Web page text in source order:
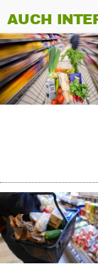
AUCH